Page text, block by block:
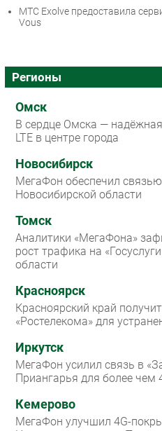
МТС Exolve предоставила
Vous
Регионы
Омск
В сердце Омска —
LTE в центре города
Новосибирск
МегаФон обеспечил
Новосибирской области
Томск
Аналитики «МегаФона»
рост трафика на
области
Красноярск
Красноярский край
«Ростелекома» для
Иркутск
МегаФон усилил связь в
Приангарья для более чем
Кемерово
МегаФон улучшил 4G-